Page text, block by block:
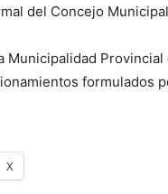
del Concejo
Municipalidad
formulados
X